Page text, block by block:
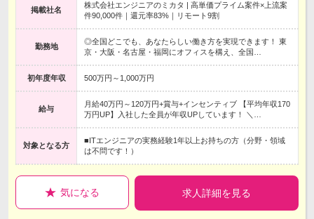
掲載社名
株式会社エンジニアのミカタ | 高単価プライム案件×上流案
件90,000件｜還元率83%｜リモート9割
勤務地
◎全国どこでも、あなたらしい働き方を実現できます！ 東
京・大阪・名古屋・福岡にオフィスを構え、全国…
初年度年収 500万円～1,000万円
給与
月給40万円～120万円+賞与+インセンティブ 【平均年収170
万円UP】入社した全員が年収UPしています！ ＼…
対象となる方
■ITエンジニアの実務経験1年以上お持ちの方（分野・領域
は不問です！）
気になる 求人詳細を見る